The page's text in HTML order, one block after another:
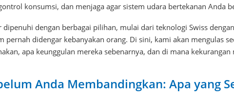
konsumsi, dan menjaga agar sistem udara bertekanan Anda
dipenuhi dengan berbagai pilihan, mulai dari teknologi Swiss
pernah didengar kebanyakan orang. Di sini, kami akan mengulas
apa keunggulan mereka sebenarnya, dan di mana kekurangan
Anda Membandingkan: Apa yang